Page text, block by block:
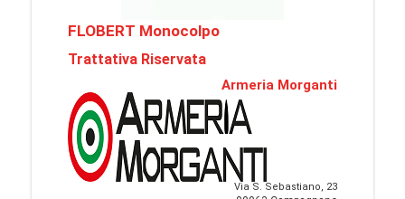
FLOBERT Monocolpo
Trattativa Riservata
Armeria Morganti
Via S. Sebastiano, 23